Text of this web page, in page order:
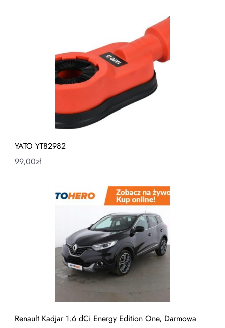
YATO YT82982
99,00zł
Renault Kadjar 1.6 dCi Energy Edition One, Darmowa